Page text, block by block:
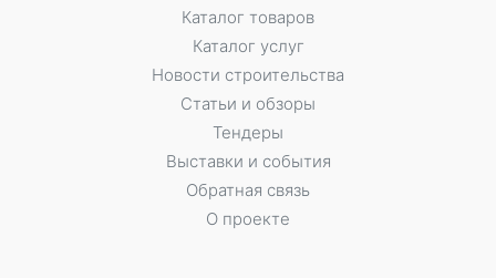
Каталог товаров
Каталог услуг
Новости строительства
Статьи и обзоры
Тендеры
Выставки и события
Обратная связь
О проекте